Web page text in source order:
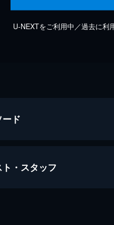
U-NEXTをご利用中／過去に利
ド
・スタッフ